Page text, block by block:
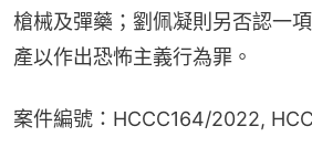
槍械及彈藥；劉佩凝則另否認一
產以作出恐怖主義行為罪。
案件編號：HCCC164/2022,